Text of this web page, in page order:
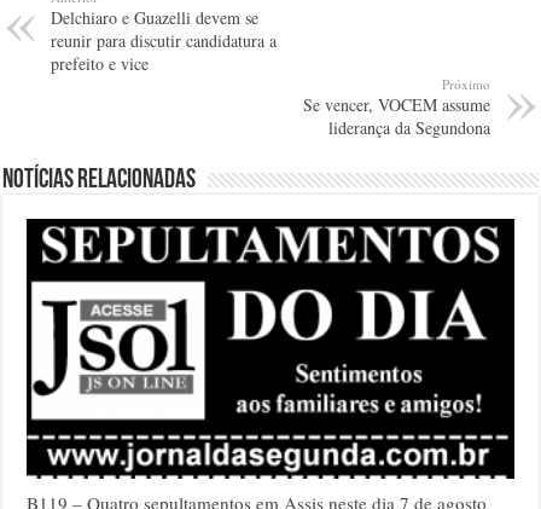
Delchiaro e Guazelli devem se
reunir para discutir candidatura a
prefeito e vice
Próximo
Se vencer, VOCEM assume
liderança da Segundona
Notícias relacionadas
B119 – Quatro sepultamentos em Assis neste dia 7 de agosto